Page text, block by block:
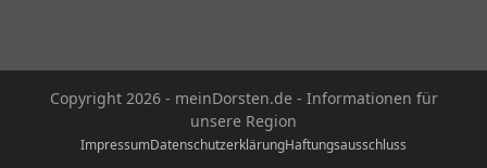
Copyright 2026 - meinDorsten.de - Informationen für
unsere Region
ImpressumDatenschutzerklärungHaftungsausschluss